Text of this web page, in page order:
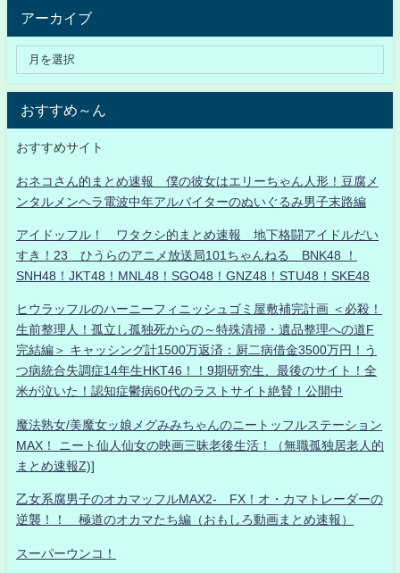
アーカイブ
おすすめ～ん
おすすめサイト
おネコさん的まとめ速報 僕の彼女はエリーちゃん人形！豆腐メ
ンタルメンヘラ電波中年アルバイターのぬいぐるみ男子末路編
アイドッフル！ ワタクシ的まとめ速報 地下格闘アイドルだい
すき！23 ひうらのアニメ放送局101ちゃんねる BNK48 ！
SNH48！JKT48！MNL48！SGO48！GNZ48！STU48！SKE48
ヒウラッフルのハーニーフィニッシュゴミ屋敷補完計画 ＜必殺！
生前整理人！孤立し孤独死からの～特殊清掃・遺品整理への道F
完結編＞ キャッシング計1500万返済：厨二病借金3500万円！う
つ病統合失調症14年生HKT46！！9期研究生、最後のサイト！全
米が泣いた！認知症鬱病60代のラストサイト絶賛！公開中
魔法熟女/美魔女ッ娘メグみみちゃんのニートッフルステーション
MAX！ ニート仙人仙女の映画三昧老後生活！（無職孤独居老人的
まとめ速報Z)]
乙女系腐男子のオカマッフルMAX2- FX！オ・カマトレーダーの
逆襲！！ 極道のオカマたち編（おもしろ動画まとめ速報）
スーパーウンコ！